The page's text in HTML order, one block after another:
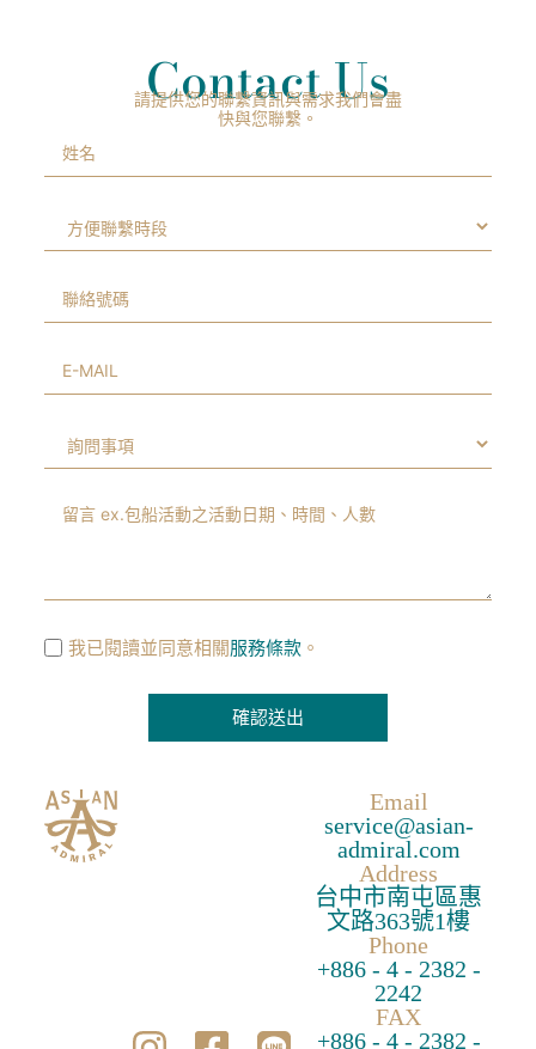
Email
service@asian-
admiral.com
Address
台中市南屯區惠
文路363號1樓
Phone
+886 - 4 - 2382 -
2242
FAX
+886 - 4 - 2382 -
Contact Us
請提供您的聯繫資訊與需求我們會盡
快與您聯繫。
我已閱讀並同意相關服務條款。
確認送出
l
t